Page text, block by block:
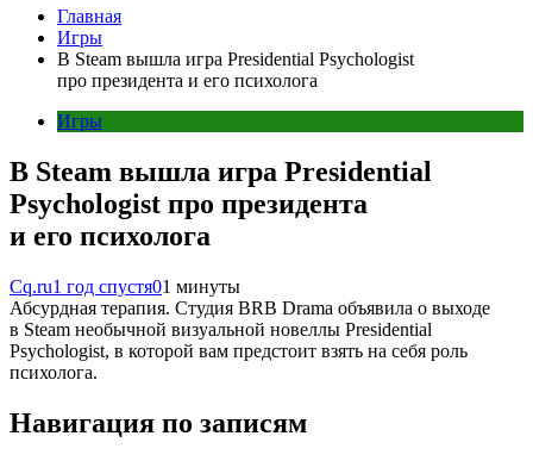
Главная
Игры
В Steam вышла игра Presidential Psychologist
про президента и его психолога
Игры
В Steam вышла игра Presidential
Psychologist про президента
и его психолога
Cq.ru1 год спустя01 минуты
Абсурдная терапия. Студия BRB Drama объявила о выходе
в Steam необычной визуальной новеллы Presidential
Psychologist, в которой вам предстоит взять на себя роль
психолога.
Навигация по записям